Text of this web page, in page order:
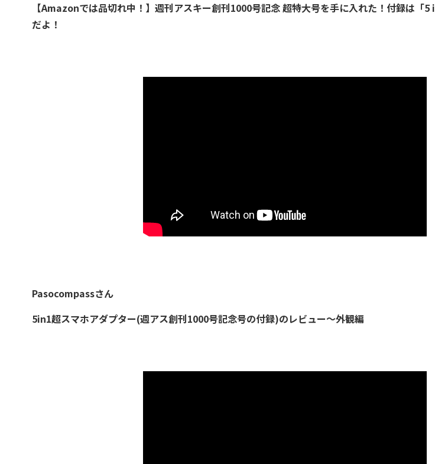
【Amazonでは品切れ中！】週刊アスキー創刊1000号記念 超特大号を手に入れた！付録は「5
だよ！
Pasocompassさん
5in1超スマホアダプター(週アス創刊1000号記念号の付録)のレビュー～外観編